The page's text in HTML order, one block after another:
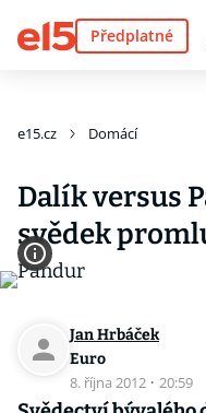
Předplatné
e15.cz Domácí
Dalík versus
svědek
Jan Hrbáček
Euro
8. října 2012 · 20:59